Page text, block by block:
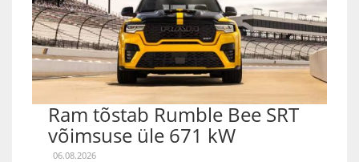
Ram tõstab Rumble Bee SRT
võimsuse üle 671 kW
06.08.2026